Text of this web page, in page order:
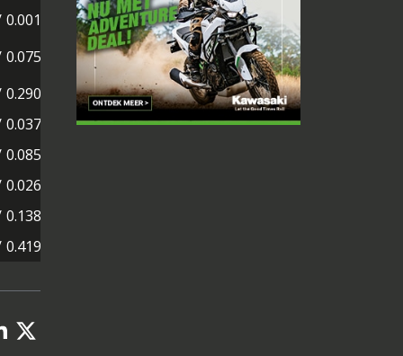
0.075
0.290
0.037
0.085
0.026
0.138
0.419